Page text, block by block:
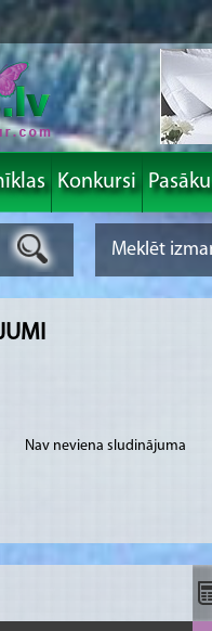
Konkursi
Nav neviena sludinājuma